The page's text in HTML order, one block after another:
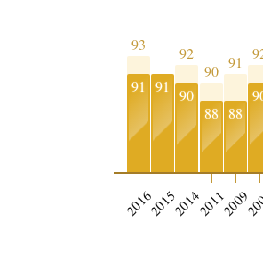
93
91
2016
91
2015
92
90
2014
90
88
2011
91
88
2009